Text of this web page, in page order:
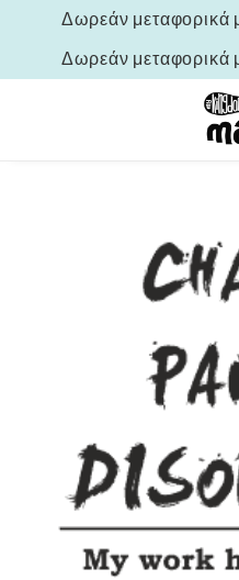
Δωρεάν μεταφορικά
Δωρεάν μεταφορικά